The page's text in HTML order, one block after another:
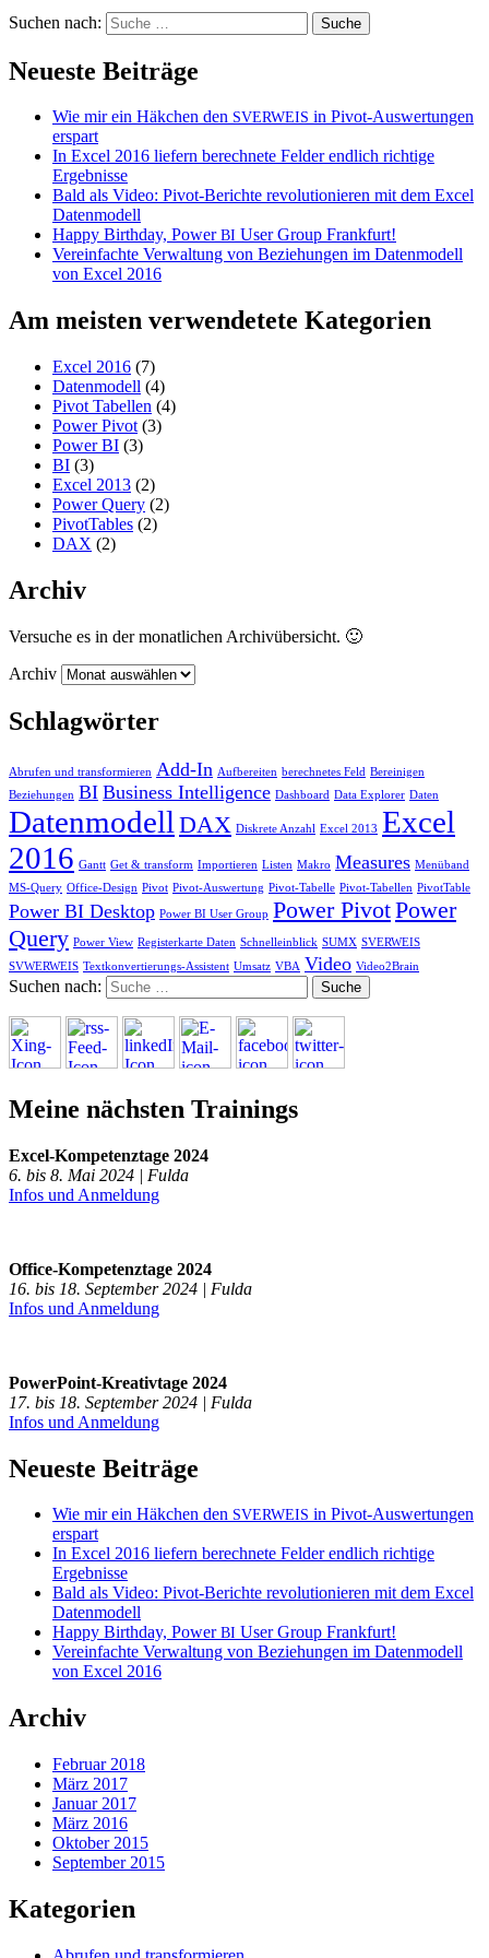
Suchen nach:
Neueste Beiträge
Wie mir ein Häkchen den SVERWEIS in Pivot-Auswertungen
erspart
In Excel 2016 liefern berechnete Felder endlich richtige
Ergebnisse
Bald als Video: Pivot-Berichte revolutionieren mit dem Excel
Datenmodell
Happy Birthday, PowerBI User Group Frankfurt!
Vereinfachte Verwaltung von Beziehungen im Datenmodell
von Excel 2016
Am meisten verwendetete Kategorien
Excel 2016 (7)
Datenmodell (4)
Pivot Tabellen (4)
Power Pivot (3)
Power BI (3)
BI (3)
Excel 2013 (2)
Power Query (2)
PivotTables (2)
DAX (2)
Archiv
Versuche es in der monatlichen Archivübersicht. 🙂
Archiv
Schlagwörter
Abrufen und transformieren Add-In Aufbereiten berechnetes Feld Bereinigen
Beziehungen BI Business Intelligence Dashboard Data Explorer Daten
Datenmodell DAX Diskrete Anzahl Excel 2013 Excel
2016 Gantt Get & transform Importieren Listen Makro Measures Menüband
MS-Query Office-Design Pivot Pivot-Auswertung Pivot-Tabelle Pivot-Tabellen PivotTable
Power BI Desktop Power BI User Group Power PivotPower
Query Power View Registerkarte Daten Schnelleinblick SUMX SVERWEIS
SVWERWEIS Textkonvertierungs-Assistent Umsatz VBA Video Video2Brain
Suchen nach:
Meine nächsten Trainings
Excel-Kompetenztage 2024
6. bis 8. Mai 2024 | Fulda
Infos und Anmeldung
Office-Kompetenztage 2024
16. bis 18. September 2024 | Fulda
Infos und Anmeldung
PowerPoint-Kreativtage 2024
17. bis 18. September 2024 | Fulda
Infos und Anmeldung
Neueste Beiträge
Wie mir ein Häkchen den SVERWEIS in Pivot-Auswertungen
erspart
In Excel 2016 liefern berechnete Felder endlich richtige
Ergebnisse
Bald als Video: Pivot-Berichte revolutionieren mit dem Excel
Datenmodell
Happy Birthday, PowerBI User Group Frankfurt!
Vereinfachte Verwaltung von Beziehungen im Datenmodell
von Excel 2016
Archiv
Februar 2018
März 2017
Januar 2017
März 2016
Oktober 2015
September 2015
Kategorien